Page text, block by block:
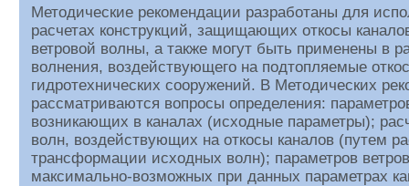
Методические рекомендации разработаны для
расчетах конструкций, защищающих откосы
ветровой волны, а также могут быть применены в
волнения, воздействующего на подтопляемые
гидротехнических сооружений. В Методических
рассматриваются вопросы определения:
возникающих в каналах (исходные параметры);
волн, воздействующих на откосы каналов (путем
трансформации исходных волн); параметров
максимально-возможных при данных параметрах